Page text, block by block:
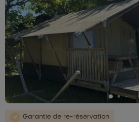
Garantie de re-réservation